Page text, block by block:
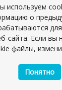
О
используем
о
сайта. Если вы
файлы,
Понятно